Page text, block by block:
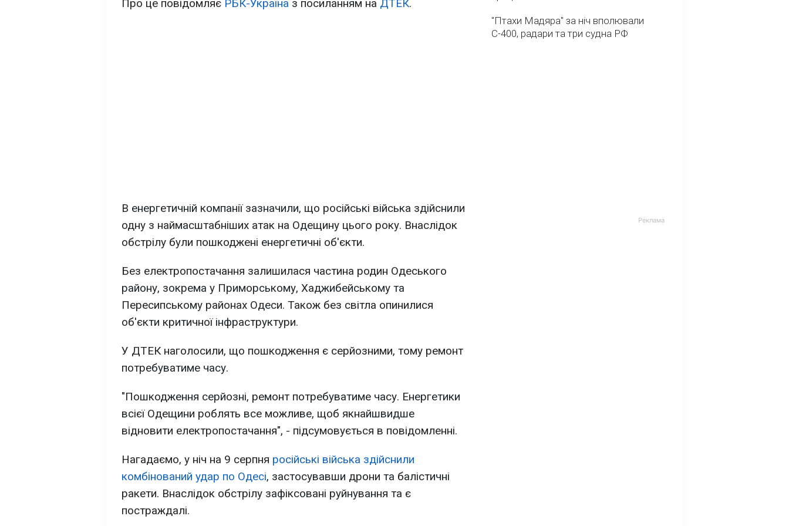
Про це повідомляє РБК-Україна з посиланням на ДТЕК.
В енергетичній компанії зазначили, що російські війська здійснили
одну з наймасштабніших атак на Одещину цього року. Внаслідок
обстрілу були пошкоджені енергетичні об'єкти.
Без електропостачання залишилася частина родин Одеського
району, зокрема у Приморському, Хаджибейському та
Пересипському районах Одеси. Також без світла опинилися
об'єкти критичної інфраструктури.
У ДТЕК наголосили, що пошкодження є серйозними, тому ремонт
потребуватиме часу.
"Пошкодження серйозні, ремонт потребуватиме часу. Енергетики
всієї Одещини роблять все можливе, щоб якнайшвидше
відновити електропостачання", - підсумовується в повідомленні.
Нагадаємо, у ніч на 9 серпня російські війська здійснили
комбінований удар по Одесі, застосувавши дрони та балістичні
ракети. Внаслідок обстрілу зафіксовані руйнування та є
постраждалі.
"Птахи Мадяра" за ніч вполювали
С-400, радари та три судна РФ